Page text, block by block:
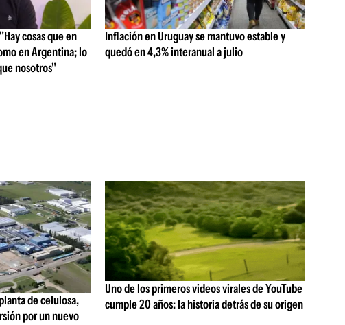
cosas que en
en Argentina; lo
nosotros"
Inflación en Uruguay se mantuvo estable y
quedó en 4,3% interanual a julio
de celulosa,
por un nuevo
Uno de los primeros videos virales de YouTube
cumple 20 años: la historia detrás de su origen